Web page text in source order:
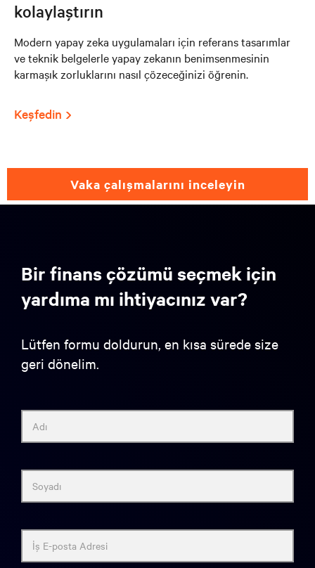
kolaylaştırın
Modern yapay zeka uygulamaları için referans tasarımlar
ve teknik belgelerle yapay zekanın benimsenmesinin
karmaşık zorluklarını nasıl çözeceğinizi öğrenin.
Keşfedin
vaka çalışmalarını inceleyin
Bir finans çözümü seçmek için
yardıma mı ihtiyacınız var?
Lütfen formu doldurun, en kısa sürede size
geri dönelim.
Adı
Soyadı
İş E-posta Adresi